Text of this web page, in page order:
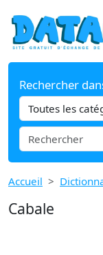
Rechercher
Accueil
Cabale